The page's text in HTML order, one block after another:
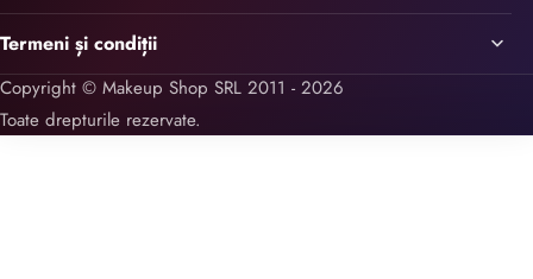
Termeni și condiții
Copyright © Makeup Shop SRL 2011 - 2026
Toate drepturile rezervate.